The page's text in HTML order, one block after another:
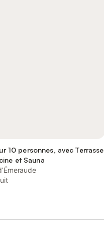
10 personnes, avec Terrasse
et Sauna